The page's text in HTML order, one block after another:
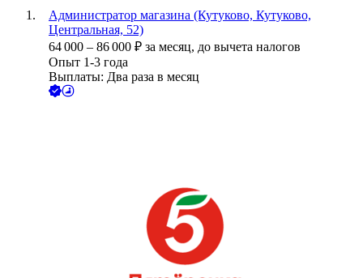
Администратор магазина (Кутуково, Кутуково,
Центральная, 52)
64 000 – 86 000 ₽ за месяц, до вычета налогов
Опыт 1-3 года
Выплаты: Два раза в месяц